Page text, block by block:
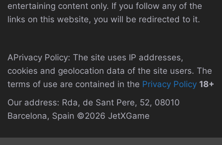
entertaining content only. If you follow any of the
links on this website, you will be redirected to it.
APrivacy Policy: The site uses IP addresses,
cookies and geolocation data of the site users. The
terms of use are contained in the Privacy Policy 18+
Our address: Rda, de Sant Pere, 52, 08010
Barcelona, Spain ©2026 JetXGame